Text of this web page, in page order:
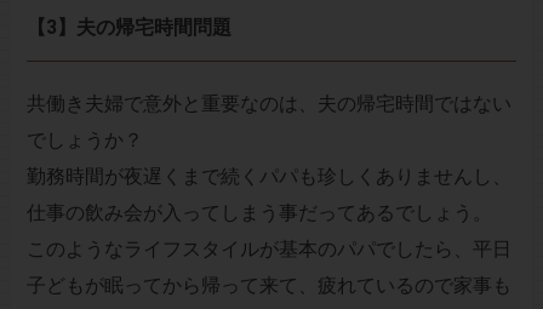
【3】夫の帰宅時間問題
共働き夫婦で意外と重要なのは、夫の帰宅時間ではない
でしょうか？
勤務時間が夜遅くまで続くパパも珍しくありませんし、
仕事の飲み会が入ってしまう事だってあるでしょう。
このようなライフスタイルが基本のパパでしたら、平日
子どもが眠ってから帰って来て、疲れているので家事も